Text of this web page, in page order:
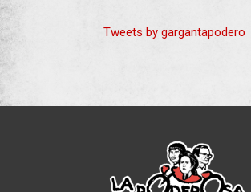
Tweets by gargantapodero